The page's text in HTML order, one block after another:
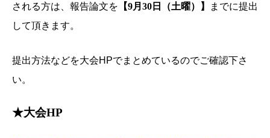
される方は、報告論文を 【9月30日（土曜）】
までに提出
して頂きます。
提出方法などを大会HPでまとめているのでご確認下さ
い。
★大会HP